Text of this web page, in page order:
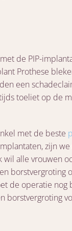
de PIP-
Prothese
een
toeliet op de
met de beste
zijn
alle vrouwen
borstvergroting
de operatie nog
borstvergroting